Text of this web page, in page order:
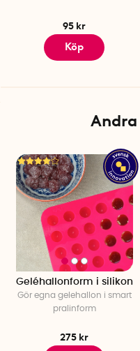
95 kr
Köp
Geléhallonform i silikon
Gör egna gelehallon i smart
pralinform
275 kr